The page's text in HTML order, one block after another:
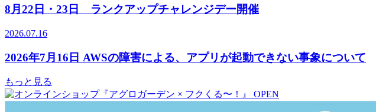
8月22日・23日 ランクアップチャレンジデー開催
2026.07.16
2026年7月16日 AWSの障害による、アプリが起動できない事象について
もっと見る